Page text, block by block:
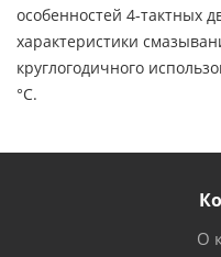
особенностей 4-тактных
характеристики
круглогодичного
°C.
О